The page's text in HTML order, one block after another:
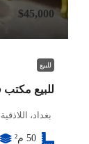
$45,000
للبيع
للبيع مكتب
بغداد،
50 م²